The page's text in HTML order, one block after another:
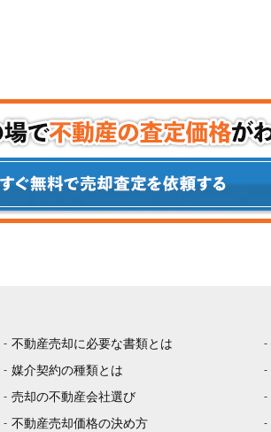
不動産売却に必要な書類とは
媒介契約の種類とは
売却の不動産会社選び
不動産売却価格の決め方